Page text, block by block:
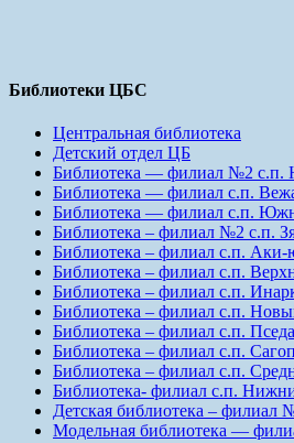
Библиотеки ЦБС
Центральная библиотека
Детский отдел ЦБ
Библиотека — филиал №2 с.п.
Библиотека — филиал с.п.
Библиотека — филиал с.п.
Библиотека – филиал №2 с.п.
Библиотека – филиал с.п. Аки-
Библиотека – филиал с.п.
Библиотека – филиал с.п.
Библиотека – филиал с.п.
Библиотека – филиал с.п.
Библиотека – филиал с.п.
Библиотека – филиал с.п.
Библиотека- филиал с.п.
Детская библиотека – филиал
Модельная библиотека —